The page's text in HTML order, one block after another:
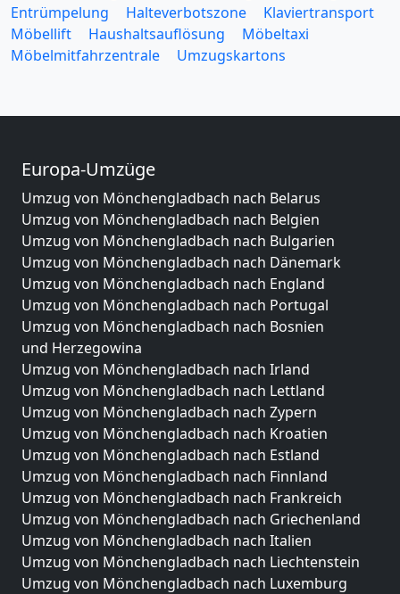
Entrümpelung
Halteverbotszone
Klaviertransport
Möbellift
Haushaltsauflösung
Möbeltaxi
Möbelmitfahrzentrale
Umzugskartons
Europa-Umzüge
Umzug von Mönchengladbach nach Belarus
Umzug von Mönchengladbach nach Belgien
Umzug von Mönchengladbach nach Bulgarien
Umzug von Mönchengladbach nach Dänemark
Umzug von Mönchengladbach nach England
Umzug von Mönchengladbach nach Portugal
Umzug von Mönchengladbach nach Bosnien
und Herzegowina
Umzug von Mönchengladbach nach Irland
Umzug von Mönchengladbach nach Lettland
Umzug von Mönchengladbach nach Zypern
Umzug von Mönchengladbach nach Kroatien
Umzug von Mönchengladbach nach Estland
Umzug von Mönchengladbach nach Finnland
Umzug von Mönchengladbach nach Frankreich
Umzug von Mönchengladbach nach Griechenland
Umzug von Mönchengladbach nach Italien
Umzug von Mönchengladbach nach Liechtenstein
Umzug von Mönchengladbach nach Luxemburg